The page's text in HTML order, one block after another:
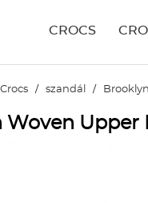
CROCS
Crocs / szandál /
Upper